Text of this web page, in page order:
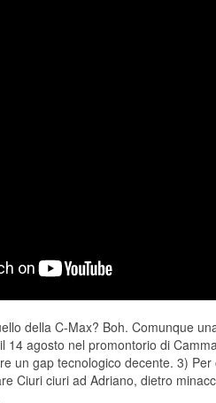
della C-Max? Boh. Comunque
14 agosto nel promontorio di
un gap tecnologico decente. 3)
Ciuri ciuri ad Adriano, dietro